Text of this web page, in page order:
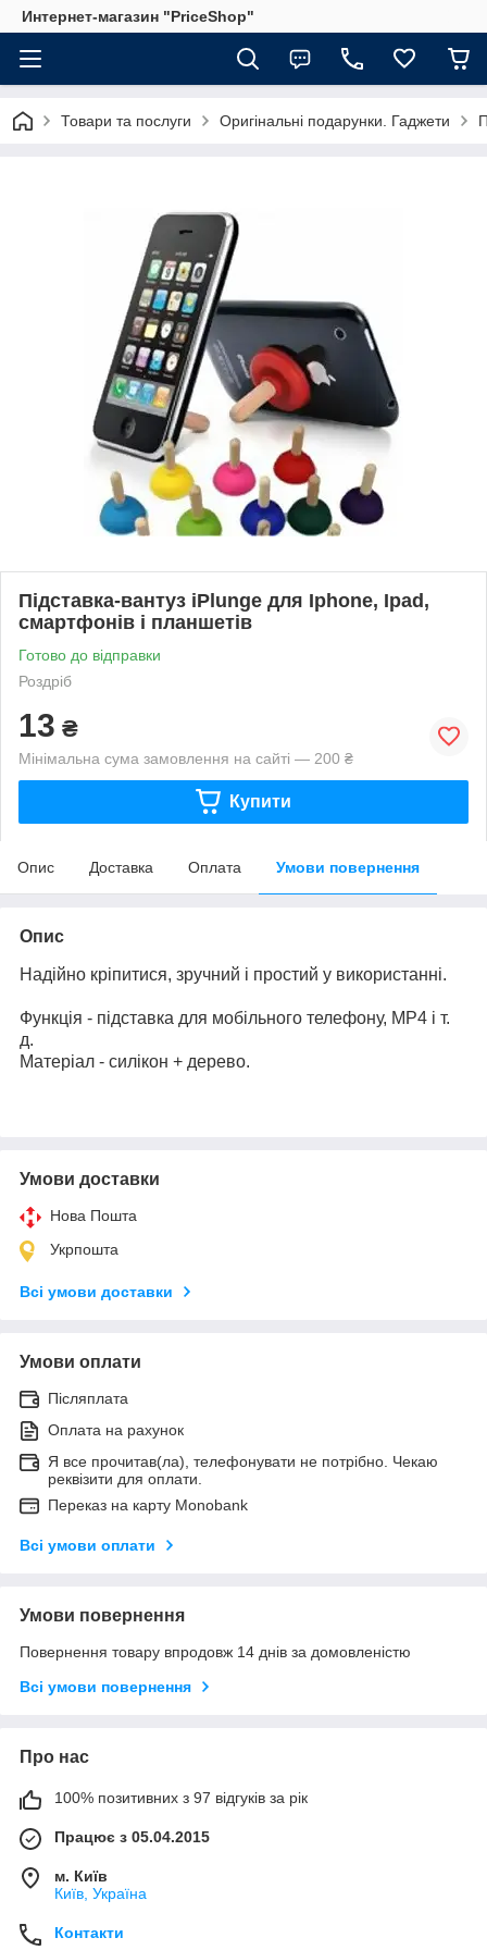
Интернет-магазин "PriceShop"
Товари та послуги Оригінальні подарунки. Гаджети
Підставка-вантуз iPlunge для Iphone, Ipad,
смартфонів і планшетів
Готово до відправки
Роздріб
13 ₴
Мінімальна сума замовлення на сайті — 200 ₴
Купити
Опис Доставка Оплата Умови повернення
Опис
Надійно кріпитися, зручний і простий у використанні.
Функція - підставка для мобільного телефону, MP4 і т.
д.
Матеріал - силікон + дерево.
Умови доставки
Нова Пошта
Укрпошта
Всі умови доставки
Умови оплати
Післяплата
Оплата на рахунок
Я все прочитав(ла), телефонувати не потрібно. Чекаю
реквізити для оплати.
Переказ на карту Monobank
Всі умови оплати
Умови повернення
Повернення товару впродовж 14 днів за домовленістю
Всі умови повернення
Про нас
100% позитивних з 97 відгуків за рік
Працює з 05.04.2015
м. Київ
Київ, Україна
Контакти